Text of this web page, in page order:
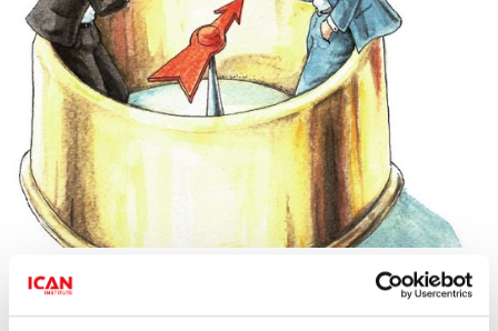
Stara gwardia czy świeża krew: kto
ma wdrażać nową strategię?